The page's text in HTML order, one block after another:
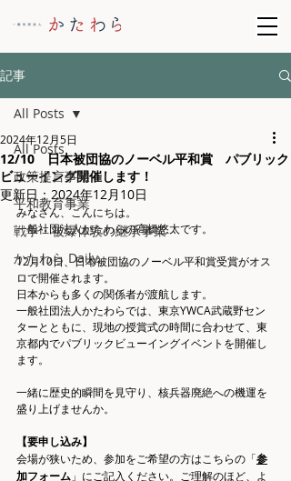
記事
All Posts
政策提言事業
平和教育事業
戦争・被爆体験の継承事業
かたわら Daily
All Posts
12/10 日本被団協のノーベル平和賞 パブリック
ビューイング開催します！
2024年12月5日
更新日：2024年12月10日
みなさん、こんにちは。
一般社団法人かたわらの高橋悠太です。
12月10日、日本被団協のノーベル平和賞受賞がオス
ロで開催されます。
日本からも多くの関係者が渡航します。
一般社団法人かたわらでは、東京YWCA武蔵野セン
ターとともに、現地の授賞式の時間に合わせて、東
京都内でパブリックビューイングイベントを開催し
ます。
一緒に歴史的瞬間を見守り、核兵器廃絶への機運を
盛り上げませんか。
【要申し込み】
会場が狭いため、参加をご希望の方はこちらの「参
加フォーム 」にご記入ください。ご理解のほど、よ